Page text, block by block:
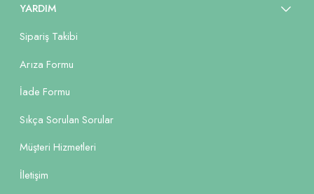
YARDIM
Sipariş Takibi
Arıza Formu
İade Formu
Sıkça Sorulan Sorular
Müşteri Hizmetleri
İletişim